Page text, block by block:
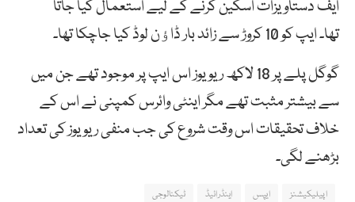
ایف دستاویزات اسکین کرنے کے لیے استعمال کیا جاتا
تھا۔ ایپ کو 10 کروڑ سے زائد بار ڈاﺅن لوڈ کیا جاچکا تھا۔
گوگل پلے پر 18 لاکھ ریویوز اس ایپ پر موجود تھے جن میں
سے بیشتر مثبت تھے مگر اینٹی وائرس کمپنی نے اس کے
خلاف تحقیقات اس وقت شروع کی جب منفی ریویوز کی تعداد
بڑھنے لگی۔
اپیلیکیشنز ایپس اینڈرائیڈ ٹیکنالوجی